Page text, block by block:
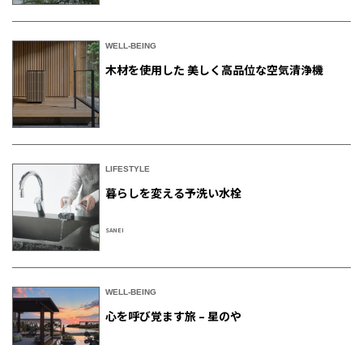
WELL-BEING
木材を使用した 美しく高品位な空気清浄機
LIFESTYLE
暮らしを変える予洗い水栓
SANEI
WELL-BEING
心を呼び覚ます旅 – 星のや